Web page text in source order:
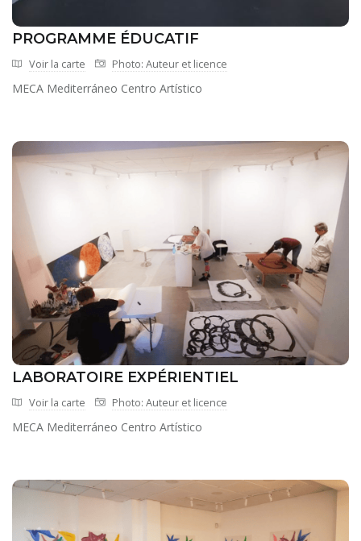
PROGRAMME ÉDUCATIF
Voir la carte Photo: Auteur et licence
MECA Mediterráneo Centro Artístico
LABORATOIRE EXPÉRIENTIEL
Voir la carte Photo: Auteur et licence
MECA Mediterráneo Centro Artístico